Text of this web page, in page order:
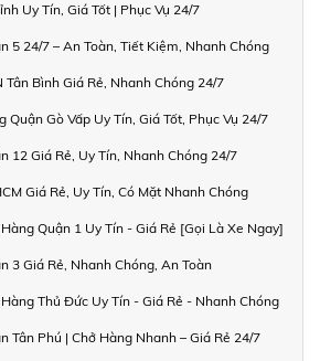
Uy Tín, Giá Tốt | Phục Vụ 24/7
5 24/7 – An Toàn, Tiết Kiệm, Nhanh Chóng
Tân Bình Giá Rẻ, Nhanh Chóng 24/7
Quận Gò Vấp Uy Tín, Giá Tốt, Phục Vụ 24/7
12 Giá Rẻ, Uy Tín, Nhanh Chóng 24/7
Giá Rẻ, Uy Tín, Có Mặt Nhanh Chóng
Quận 1 Uy Tín - Giá Rẻ [Gọi Là Xe Ngay]
3 Giá Rẻ, Nhanh Chóng, An Toàn
Thủ Đức Uy Tín - Giá Rẻ - Nhanh Chóng
Tân Phú | Chở Hàng Nhanh – Giá Rẻ 24/7